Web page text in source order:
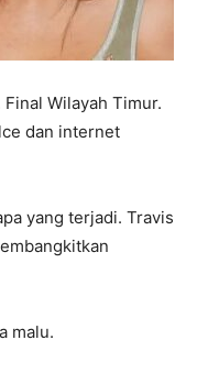
Wilayah Timur.
dan internet
yang terjadi. Travis
malu.